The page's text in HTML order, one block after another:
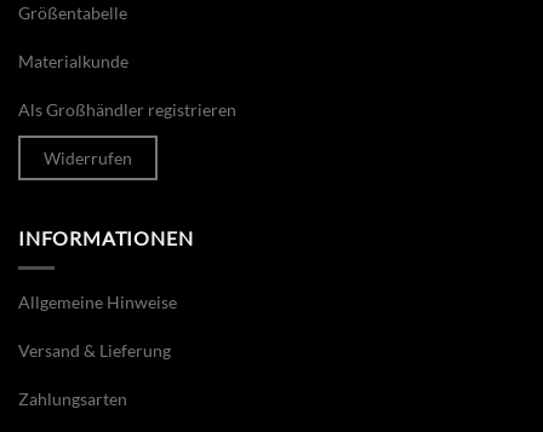
Größentabelle
Materialkunde
Als Großhändler registrieren
Widerrufen
INFORMATIONEN
Allgemeine Hinweise
Versand & Lieferung
Zahlungsarten